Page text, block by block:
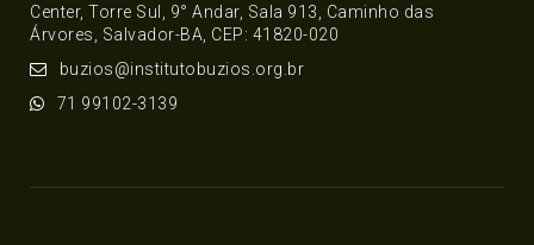
Center, Torre Sul, 9° Andar, Sala 913, Caminho das
Árvores, Salvador-BA, CEP: 41820-020
buzios@institutobuzios.org.br
71 99102-3139